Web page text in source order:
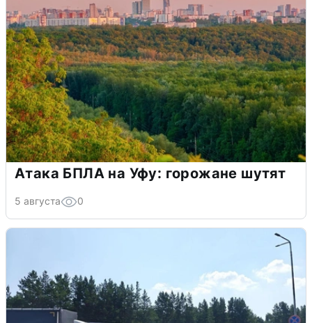
Атака БПЛА на Уфу: горожане шутят
5 августа 0